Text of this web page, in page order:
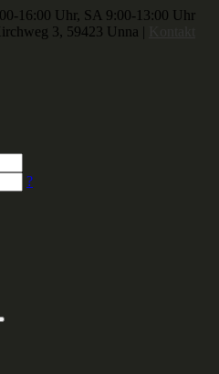
16:00 Uhr, SA 9:00-13:00 Uhr
3, 59423 Unna |
?